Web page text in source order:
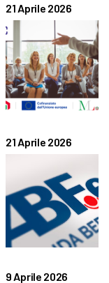
21 Aprile 2026
21 Aprile 2026
9 Aprile 2026